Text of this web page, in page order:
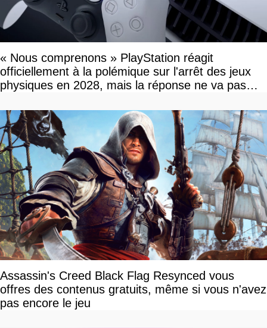
« Nous comprenons » PlayStation réagit
officiellement à la polémique sur l'arrêt des jeux
physiques en 2028, mais la réponse ne va pas
Assassin's Creed Black Flag Resynced vous
offres des contenus gratuits, même si vous n'avez
pas encore le jeu